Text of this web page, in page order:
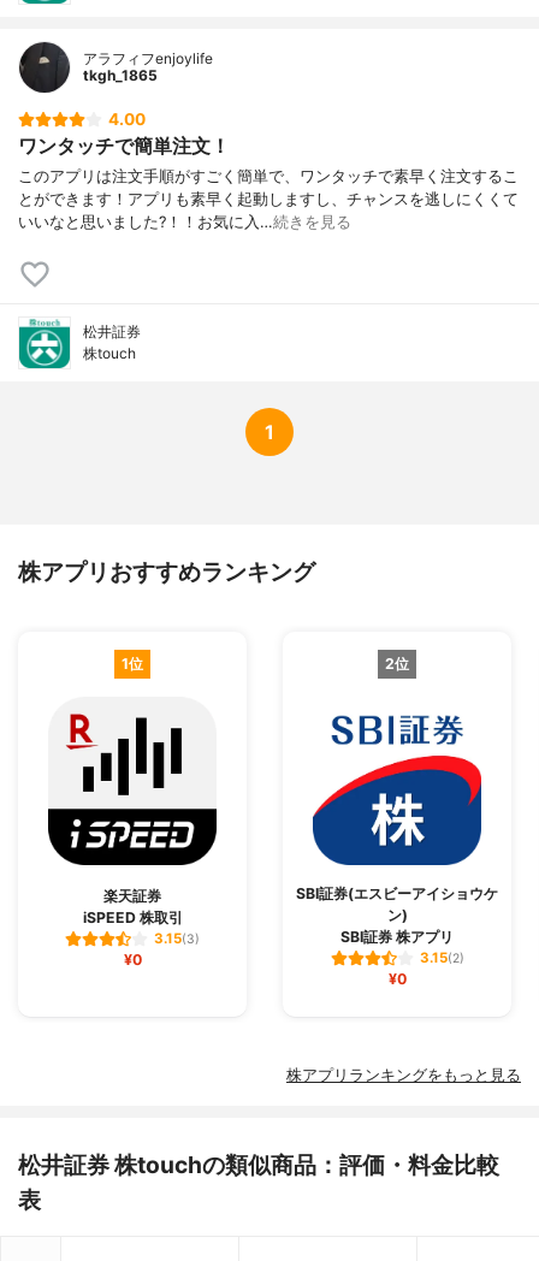
アラフィフenjoylife
tkgh_1865
4.00
ワンタッチで簡単注文！
このアプリは注文手順がすごく簡単で、ワンタッチで素早く注文するこ
とができます！アプリも素早く起動しますし、チャンスを逃しにくくて
いいなと思いました?！！お気に入…続きを見る
松井証券
株touch
1
株アプリおすすめランキング
1位
楽天証券
iSPEED 株取引
3.15(3)
¥0
2位
SBI証券(エスビーアイショウケ
ン)
SBI証券 株アプリ
3.15(2)
¥0
株アプリランキングをもっと見る
松井証券 株touchの類似商品：評価・料金比較
表